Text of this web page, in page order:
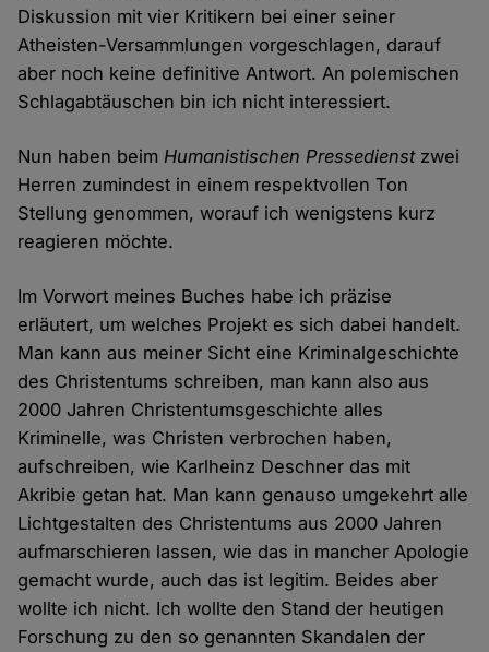
Diskussion mit vier Kritikern bei einer seiner
Atheisten-Versammlungen vorgeschlagen, darauf
aber noch keine definitive Antwort. An polemischen
Schlagabtäuschen bin ich nicht interessiert.
Nun haben beim Humanistischen Pressedienstzwei
Herren zumindest in einem respektvollen Ton
Stellung genommen, worauf ich wenigstens kurz
reagieren möchte.
Im Vorwort meines Buches habe ich präzise
erläutert, um welches Projekt es sich dabei handelt.
Man kann aus meiner Sicht eine Kriminalgeschichte
des Christentums schreiben, man kann also aus
2000 Jahren Christentumsgeschichte alles
Kriminelle, was Christen verbrochen haben,
aufschreiben, wie Karlheinz Deschner das mit
Akribie getan hat. Man kann genauso umgekehrt alle
Lichtgestalten des Christentums aus 2000 Jahren
aufmarschieren lassen, wie das in mancher Apologie
gemacht wurde, auch das ist legitim. Beides aber
wollte ich nicht. Ich wollte den Stand der heutigen
Forschung zu den so genannten Skandalen der